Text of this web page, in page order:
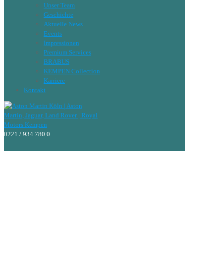
Unser Team
Geschichte
Aktuelle News
Events
Impressionen
Premium Services
BRABUS
KEMPEN Collection
Karriere
Kontakt
0221 / 934 780 0